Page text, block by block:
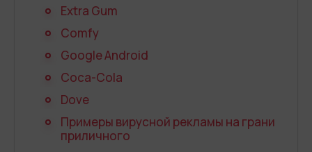
Автоматический перезвон клиентам
Автоинформатор
Интерактивное голосовое меню — IVR
Конструктор телефонных событий
Extra Gum
Comfy
Google Android
Coca-Cola
Dove
Примеры вирусной рекламы на грани
приличного